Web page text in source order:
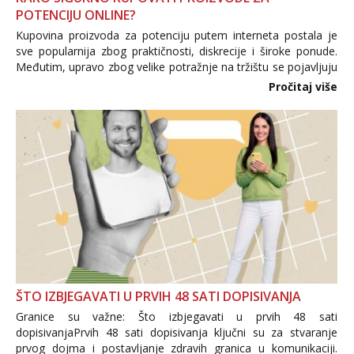
POTENCIJU ONLINE?
Kupovina proizvoda za potenciju putem interneta postala je
sve popularnija zbog praktičnosti, diskrecije i široke ponude.
Međutim, upravo zbog velike potražnje na tržištu se pojavljuju
i brojni krivotvoreni proizvodi, nepouzdane internetske
Pročitaj više
ŠTO IZBJEGAVATI U PRVIH 48 SATI DOPISIVANJA
Granice su važne: Što izbjegavati u prvih 48 sati
dopisivanjaPrvih 48 sati dopisivanja ključni su za stvaranje
prvog dojma i postavljanje zdravih granica u komunikaciji.